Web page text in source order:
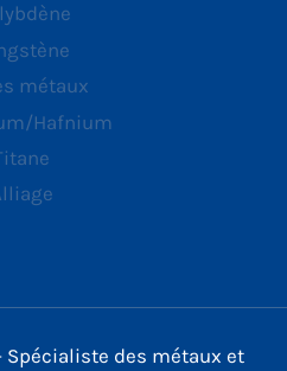
métaux
Hafnium
Spécialiste des métaux et